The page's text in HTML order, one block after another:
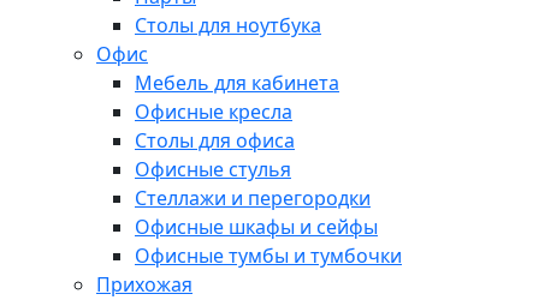
Столы для ноутбука
Офис
Мебель для кабинета
Офисные кресла
Столы для офиса
Офисные стулья
Стеллажи и перегородки
Офисные шкафы и сейфы
Офисные тумбы и тумбочки
Прихожая